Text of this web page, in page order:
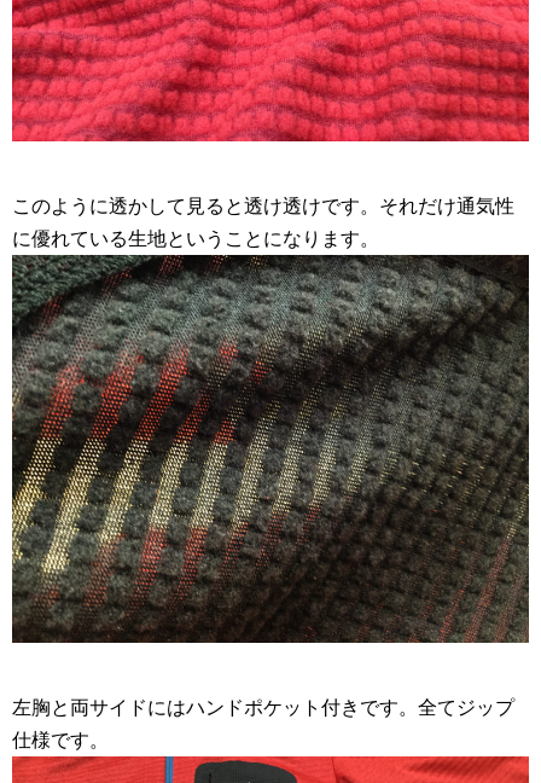
このように透かして見ると透け透けです。それだけ通気性
に優れている生地ということになります。
左胸と両サイドにはハンドポケット付きです。全てジップ
仕様です。